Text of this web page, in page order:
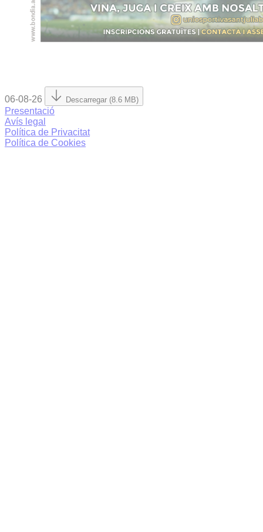
06-08-26 Descarregar (8.6 MB)
Presentació
Avís legal
Política de Privacitat
Política de Cookies